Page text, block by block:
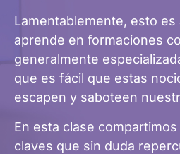
Lamentablemente, esto
aprende en formaciones
generalmente
que es fácil que estas
escapen y saboteen
En esta clase
claves que sin duda